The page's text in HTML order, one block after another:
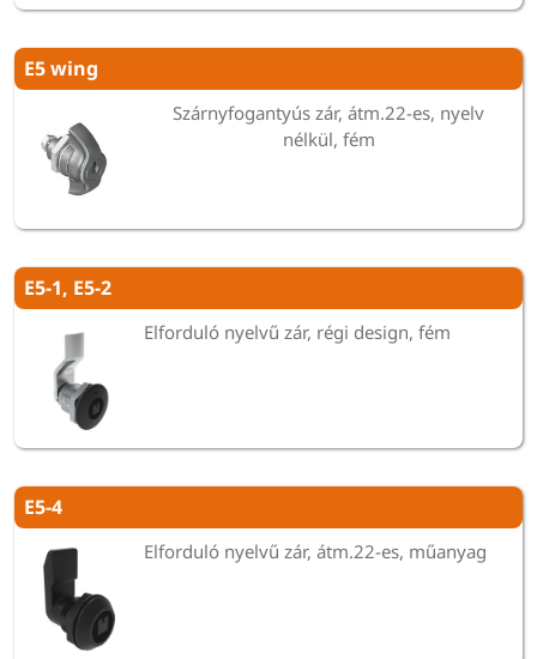
E5 wing
Szárnyfogantyús zár, átm.22-es, nyelv
nélkül, fém
E5-1, E5-2
Elforduló nyelvű zár, régi design, fém
E5-4
Elforduló nyelvű zár, átm.22-es, műanyag